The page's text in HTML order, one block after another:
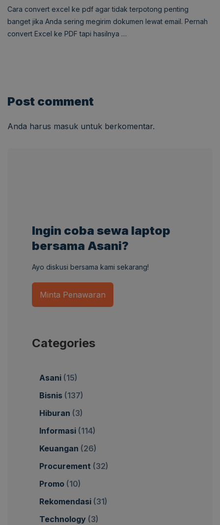
Cara convert excel ke pdf agar tidak terpotong penting
banget jika Anda sering megirim dokumen lewat email. Pernah
convert Excel ke PDF tapi hasilnya …
Post comment
Anda harus masuk untuk berkomentar.
Ingin coba sewa laptop
bersama Asani?
Ayo diskusi bersama kami sekarang!
Minta Penawaran
Categories
Asani (15)
Bisnis (137)
Hiburan (3)
Informasi (114)
Keuangan (26)
Procurement (32)
Promo (10)
Rekomendasi (31)
Technology (3)